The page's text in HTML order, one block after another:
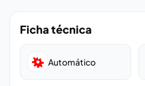
Ficha técnica
Automático